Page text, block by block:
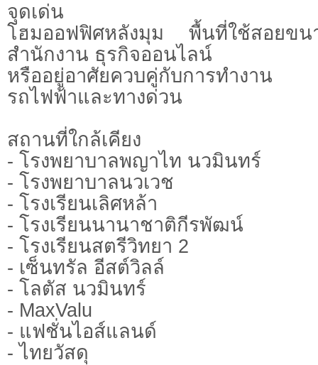
จุดเด่น
โฮมออฟฟิศหลังมุม พื้นที่ใช้สอยข
สำนักงาน ธุรกิจออนไลน์
หรืออยู่อาศัยควบคู่กับการทำงาน
รถไฟฟ้าและทางด่วน
สถานที่ใกล้เคียง
- โรงพยาบาลพญาไท นวมินทร์
- โรงพยาบาลนวเวช
- โรงเรียนเลิศหล้า
- โรงเรียนนานาชาติกีรพัฒน์
- โรงเรียนสตรีวิทยา 2
- เซ็นทรัล อีสต์วิลล์
- โลตัส นวมินทร์
- MaxValu
- แฟชั่นไอส์แลนด์
- ไทยวัสดุ